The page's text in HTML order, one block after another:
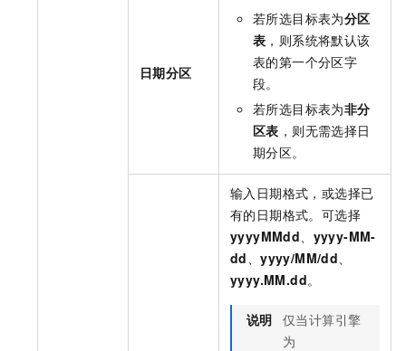
日期分区
若所选目标表为分区
表 ，则系统将默认该
表的第一个分区字
段。
若所选目标表为非分
区表 ，则无需选择日
期分区。
输入日期格式，或选择已
有的日期格式。可选择
yyyyMMdd、 yyyy-MM-
dd、yyyy/MM/dd、
yyyy.MM.dd。
说明 仅当计算引擎
为